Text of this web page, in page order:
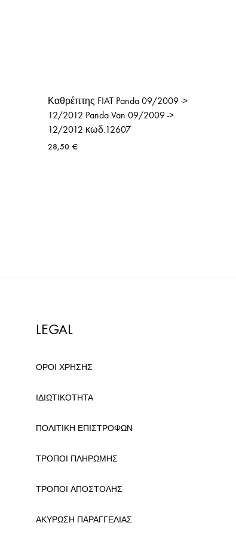
Καθρέπτης FIAT Panda 09/2009 ->
12/2012 Panda Van 09/2009 ->
12/2012 κωδ.12607
28,50 €
LEGAL
ΟΡΟΙ ΧΡΗΣΗΣ
ΙΔΙΩΤΙΚΟΤΗΤΑ
ΠΟΛΙΤΙΚΗ ΕΠΙΣΤΡΟΦΩΝ
ΤΡΟΠΟΙ ΠΛΗΡΩΜΗΣ
ΤΡΟΠΟΙ ΑΠΟΣΤΟΛΗΣ
ΑΚΥΡΩΣΗ ΠΑΡΑΓΓΕΛΙΑΣ